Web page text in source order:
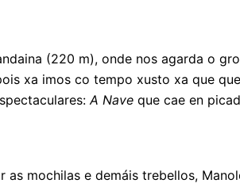
(220 m), onde nos agarda o
xa imos co tempo xusto xa que
A Nave que cae en
mochilas e demáis trebellos,